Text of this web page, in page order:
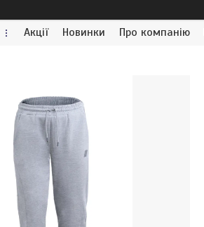
Акції Новинки Про компанію